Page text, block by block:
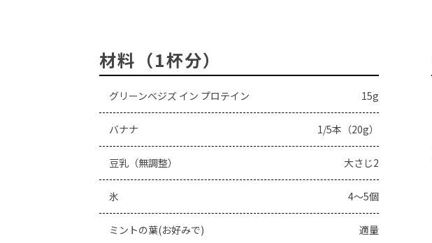
材料（1杯分）
グリーンベジズ イン プロテイン 15g
バナナ 1/5本（20g）
豆乳（無調整） 大さじ2
氷 4〜5個
ミントの葉(お好みで) 適量